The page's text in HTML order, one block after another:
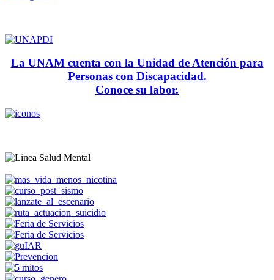
La UNAM cuenta con la Unidad de Atención para
Personas con Discapacidad.
Conoce su labor.